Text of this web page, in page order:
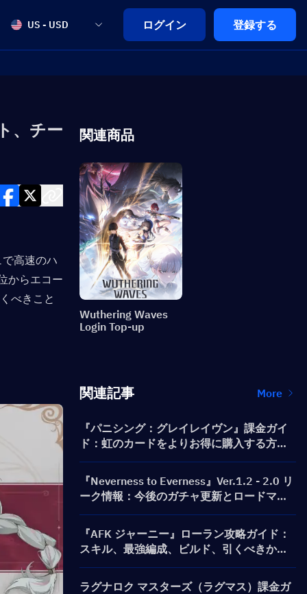
US - USD ログイン 登録する
、チー
高速のハ
からエコー
べきこと
関連商品
Wuthering Waves
Login Top-up
関連記事 More
『パニシング：グレイレイヴン』課金ガイ
ド：虹のカードをよりお得に購入する方法
は？
『Neverness to Everness』Ver.1.2 - 2.0 リ
ーク情報：今後のガチャ更新とロードマッ
プ！
『AFK ジャーニー』ローラン攻略ガイド：
スキル、最強編成、ビルド、引くべきか徹
底解説
ラグナロク マスターズ（ラグマス）課金ガ